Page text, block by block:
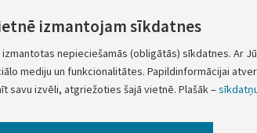
Valsts prezidents
R. Vējonis
izmantojam sīkdatnes
nepieciešamās (obligātās) sīkdatnes. Ar
mediju un funkcionalitātes. Papildinformācijai
savu izvēli, atgriežoties šajā vietnē. Plašāk –